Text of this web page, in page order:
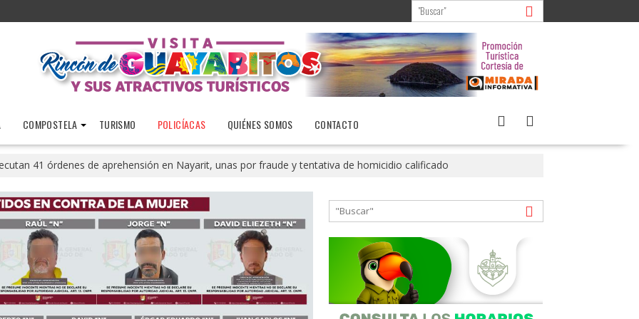
COMPOSTELA TURISMO POLICÍACAS QUIÉNES SOMOS CONTACTO
41 órdenes de aprehensión en Nayarit, unas por fraude y tentativa de homicidio calificado